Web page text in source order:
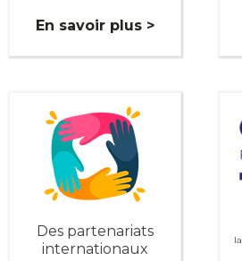
En savoir plus >
Des partenariats
internationaux